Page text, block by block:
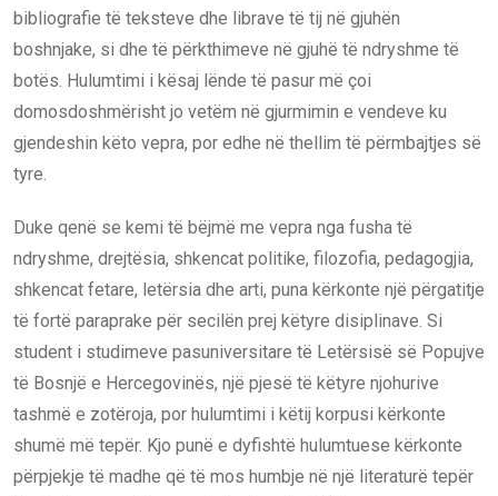
bibliografie të teksteve dhe librave të tij në gjuhën
boshnjake, si dhe të përkthimeve në gjuhë të ndryshme të
botës. Hulumtimi i kësaj lënde të pasur më çoi
domosdoshmërisht jo vetëm në gjurmimin e vendeve ku
gjendeshin këto vepra, por edhe në thellim të përmbajtjes së
tyre.
Duke qenë se kemi të bëjmë me vepra nga fusha të
ndryshme, drejtësia, shkencat politike, filozofia, pedagogjia,
shkencat fetare, letërsia dhe arti, puna kërkonte një përgatitje
të fortë paraprake për secilën prej këtyre disiplinave. Si
student i studimeve pasuniversitare të Letërsisë së Popujve
të Bosnjë e Hercegovinës, një pjesë të këtyre njohurive
tashmë e zotëroja, por hulumtimi i këtij korpusi kërkonte
shumë më tepër. Kjo punë e dyfishtë hulumtuese kërkonte
përpjekje të madhe që të mos humbje në një literaturë tepër